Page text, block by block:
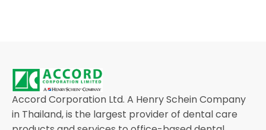
Accord Corporation Ltd. A Henry Schein Company
in Thailand, is the largest provider of dental care